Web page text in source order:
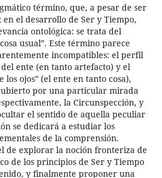
término, que, a pesar de ser
el desarrollo de Ser y Tiempo,
ontológica: se trata del
usual”. Este término parece
incompatibles: el perfil
ente (en tanto artefacto) y el
los ojos” (el ente en tanto cosa),
por una particular mirada
la Circunspección, y
el sentido de aquella peculiar
se dedicará a estudiar los
de la comprensión.
de explorar la noción fronteriza de
de los principios de Ser y Tiempo
y finalmente proponer una